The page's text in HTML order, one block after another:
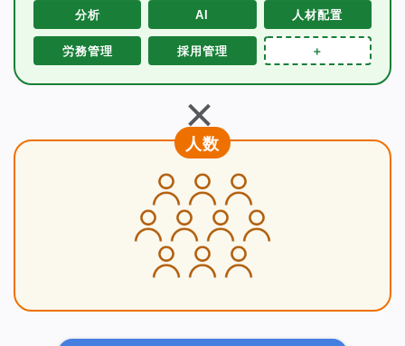
分析 AI 人材配置
労務管理 採用管理 ＋
＋
人数